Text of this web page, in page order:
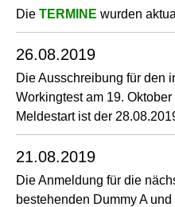
Die TERMINE wurden
26.08.2019
Die Ausschreibung für den
Workingtest am 19.
Meldestart ist der
21.08.2019
Die Anmeldung für die
bestehenden Dummy A